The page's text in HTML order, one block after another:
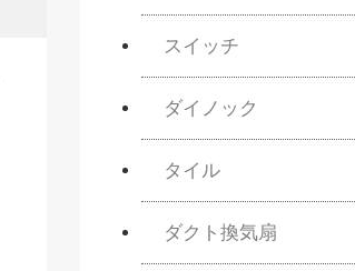
スイッチ
ダイノック
タイル
ダクト換気扇